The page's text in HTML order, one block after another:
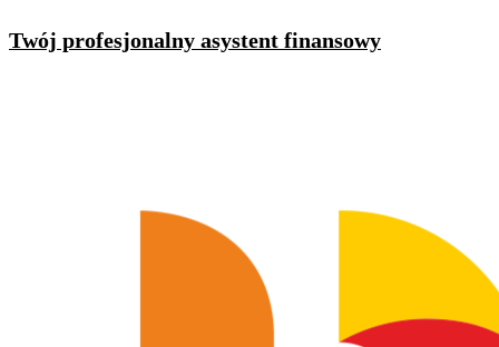
Twój profesjonalny asystent finansowy